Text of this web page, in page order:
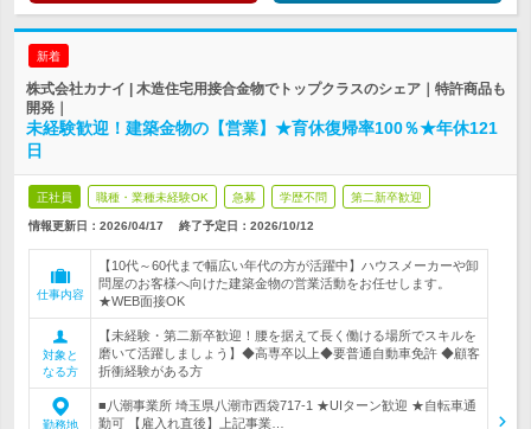
新着
株式会社カナイ | 木造住宅用接合金物でトップクラスのシェア｜特許商品も
開発｜
未経験歓迎！建築金物の【営業】★育休復帰率100％★年休121
日
正社員 職種・業種未経験OK 急募 学歴不問 第二新卒歓迎
情報更新日：2026/04/17 終了予定日： 2026/10/12
仕事内容
【10代～60代まで幅広い年代の方が活躍中】ハウスメーカーや卸
問屋のお客様へ向けた建築金物の営業活動をお任せします。
★WEB面接OK
対象と
なる方
【未経験・第二新卒歓迎！腰を据えて長く働ける場所でスキルを
磨いて活躍しましょう】◆高専卒以上◆要普通自動車免許 ◆顧客
折衝経験がある方
勤務地
■八潮事業所 埼玉県八潮市西袋717-1 ★UIターン歓迎 ★自転車通
勤可 【雇入れ直後】上記事業…